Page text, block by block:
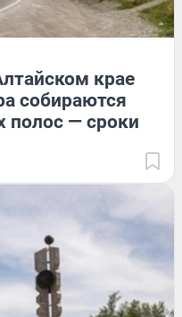
крае
собираются
полос — сроки